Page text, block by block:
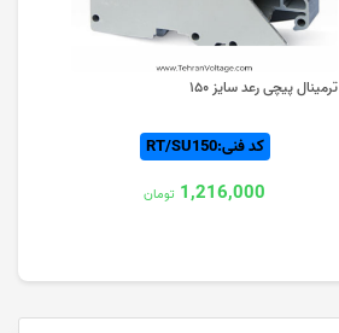
ترمینال پیچی رعد سایز ۱۵۰
کد فنی:RT/SU150
1,216,000 تومان